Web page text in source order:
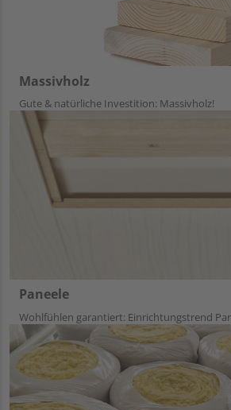
Massivholz
Gute & natürliche Investition: Massivholz!
Paneele
Wohlfühlen garantiert: Einrichtungstrend